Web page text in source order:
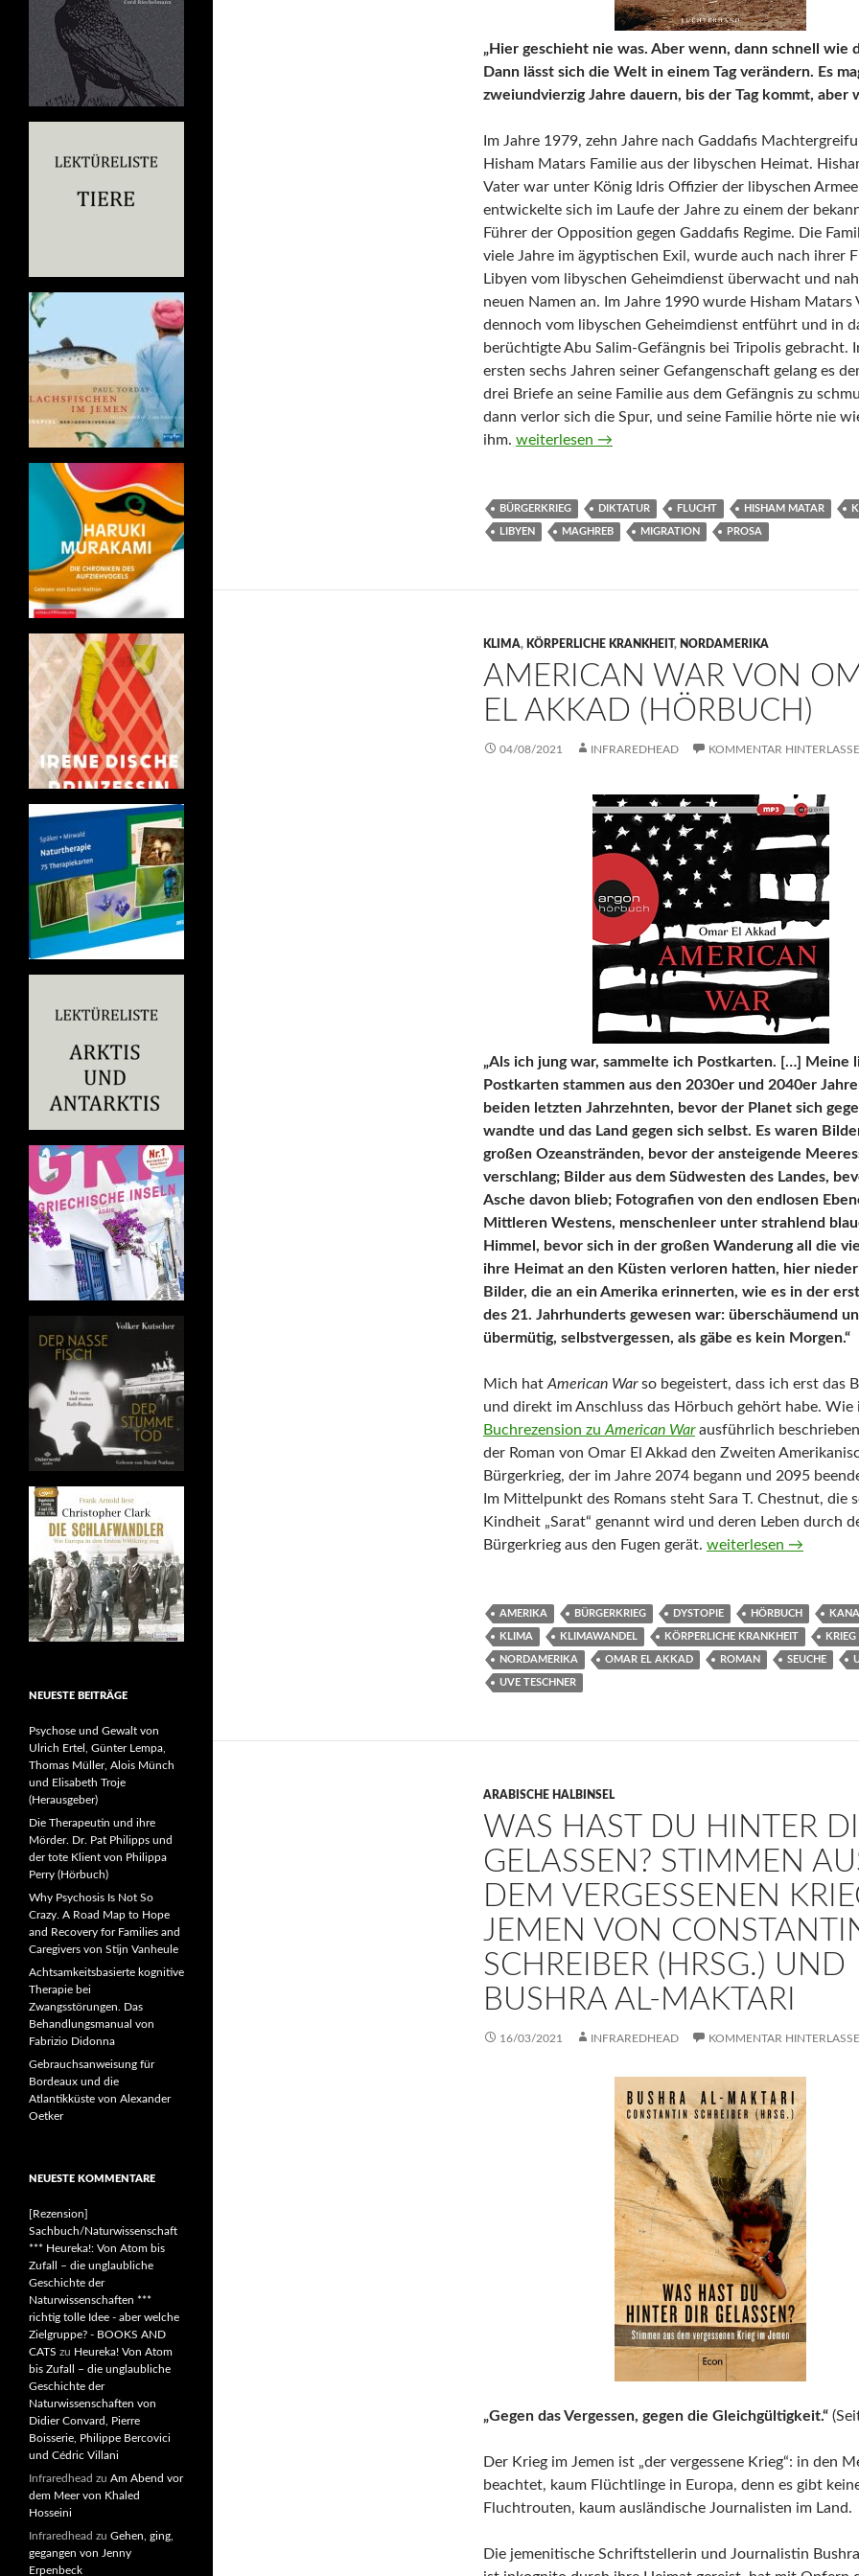
„Hier geschieht nie was. Aber wenn, dann schnell wie
Dann lässt sich die Welt in einem Tag verändern. Es
zweiundvierzig Jahre dauern, bis der Tag kommt, aber
Im Jahre 1979, zehn Jahre nach Gaddafis
Hisham Matars Familie aus der libyschen Heimat.
Vater war unter König Idris Offizier der libyschen
entwickelte sich im Laufe der Jahre zu einem der
Führer der Opposition gegen Gaddafis Regime. Die
viele Jahre im ägyptischen Exil, wurde auch nach ihrer
Libyen vom libyschen Geheimdienst überwacht und
neuen Namen an. Im Jahre 1990 wurde Hisham Matars
dennoch vom libyschen Geheimdienst entführt und in
berüchtigte Abu Salim-Gefängnis bei Tripolis gebracht.
ersten sechs Jahren seiner Gefangenschaft gelang es
drei Briefe an seine Familie aus dem Gefängnis zu
dann verlor sich die Spur, und seine Familie hörte nie
ihm. Die Rückkehr von Hisham Matar
weiterlesen →
BÜRGERKRIEG DIKTATUR FLUCHT HISHAM MATAR
LIBYEN MAGHREB MIGRATION PROSA
KLIMA, KÖRPERLICHE KRANKHEIT , NORDAMERIKA
AMERICAN WAR VON
EL AKKAD (HÖRBUCH)
04/08/2021 INFRAREDHEAD KOMMENTAR
„Als ich jung war, sammelte ich Postkarten. […] Meine
Postkarten stammen aus den 2030er und 2040er
beiden letzten Jahrzehnten, bevor der Planet sich
wandte und das Land gegen sich selbst. Es waren
großen Ozeanstränden, bevor der ansteigende
verschlang; Bilder aus dem Südwesten des Landes,
Asche davon blieb; Fotografien von den endlosen
Mittleren Westens, menschenleer unter strahlend
Himmel, bevor sich in der großen Wanderung all die
ihre Heimat an den Küsten verloren hatten, hier
Bilder, die an ein Amerika erinnerten, wie es in der
des 21. Jahrhunderts gewesen war: überschäumend
übermütig, selbstvergessen, als gäbe es kein Morgen.“
Mich hatAmerican Warso begeistert, dass ich erst das
und direkt im Anschluss das Hörbuch gehört habe. Wie
Buchrezension zuAmerican Warausführlich
der Roman von Omar El Akkad den Zweiten
Bürgerkrieg, der im Jahre 2074 begann und 2095
Im Mittelpunkt des Romans steht Sara T. Chestnut, die
Kindheit „Sarat“ genannt wird und deren Leben durch
Bürgerkrieg aus den Fugen gerät. American War von
weiterlesen →
AMERIKA BÜRGERKRIEG DYSTOPIE HÖRBUCH
KLIMA KLIMAWANDEL KÖRPERLICHE KRANKHEIT KRIEG
NORDAMERIKA OMAR EL AKKAD ROMAN SEUCHE
UVE TESCHNER
ARABISCHE HALBINSEL
WAS HAST DU HINTER
GELASSEN? STIMMEN
DEM VERGESSENEN
JEMEN VON
SCHREIBER (HRSG.) UND
BUSHRA AL-MAKTARI
16/03/2021 INFRAREDHEAD KOMMENTAR
„Gegen das Vergessen, gegen die Gleichgültigkeit.“
Der Krieg im Jemen ist „der vergessene Krieg“: in den
beachtet, kaum Flüchtlinge in Europa, denn es gibt
Fluchtrouten, kaum ausländische Journalisten im Land.
Die jemenitische Schriftstellerin und Journalistin
NEUESTE BEITRÄGE
Psychose und Gewalt von
Ulrich Ertel, Günter Lempa,
Thomas Müller, Alois Münch
und Elisabeth Troje
(Herausgeber)
Die Therapeutin und ihre
Mörder. Dr. Pat Philipps und
der tote Klient von Philippa
Perry (Hörbuch)
Why Psychosis Is Not So
Crazy. A Road Map to Hope
and Recovery for Families and
Caregivers von Stijn Vanheule
Achtsamkeitsbasierte kognitive
Therapie bei
Zwangsstörungen. Das
Behandlungsmanual von
Fabrizio Didonna
Gebrauchsanweisung für
Bordeaux und die
Atlantikküste von Alexander
Oetker
NEUESTE KOMMENTARE
[Rezension]
Sachbuch/Naturwissenschaft
*** Heureka!: Von Atom bis
Zufall – die unglaubliche
Geschichte der
Naturwissenschaften ***
richtig tolle Idee - aber welche
Zielgruppe? - BOOKS AND
CATS zu Heureka! Von Atom
bis Zufall – die unglaubliche
Geschichte der
Naturwissenschaften von
Didier Convard, Pierre
Boisserie, Philippe Bercovici
und Cédric Villani
Infraredhead zu Am Abend vor
dem Meer von Khaled
Hosseini
Infraredhead zu Gehen, ging,
gegangen von Jenny
Erpenbeck